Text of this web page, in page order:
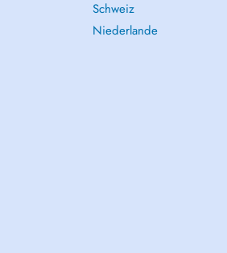
Schweiz
Niederlande